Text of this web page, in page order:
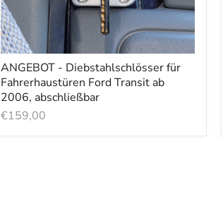
ANGEBOT - Diebstahlschlösser für
Fahrerhaustüren Ford Transit ab
2006, abschließbar
€159,00